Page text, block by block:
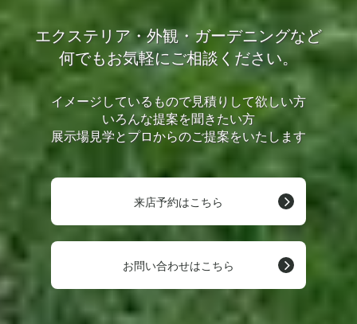
エクステリア・外観・ガーデニングなど
何でもお気軽にご相談ください。
イメージしているもので見積りして欲しい方
いろんな提案を聞きたい方
展示場見学とプロからのご提案をいたします
来店予約はこちら
お問い合わせはこちら